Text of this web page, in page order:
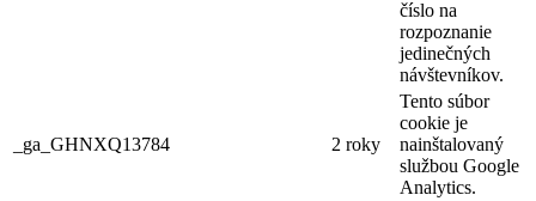
číslo na
rozpoznanie
jedinečných
návštevníkov.
_ga_GHNXQ13784 2 roky
Tento súbor
cookie je
nainštalovaný
službou Google
Analytics.